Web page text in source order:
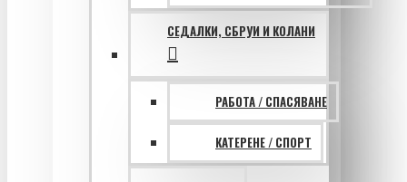
СЕДАЛКИ, СБРУИ И КОЛАНИ
РАБОТА / СПАСЯВАНЕ
КАТЕРЕНЕ / СПОРТ